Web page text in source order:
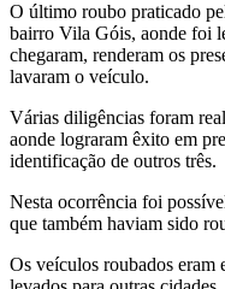
O último roubo praticado
bairro Vila Góis, aonde foi
chegaram, renderam os
lavaram o veículo.
Várias diligências foram
aonde lograram êxito em
identificação de outros três.
Nesta ocorrência foi
que também haviam sido
Os veículos roubados eram